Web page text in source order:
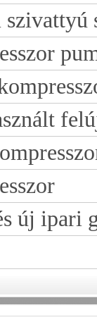
új ipari